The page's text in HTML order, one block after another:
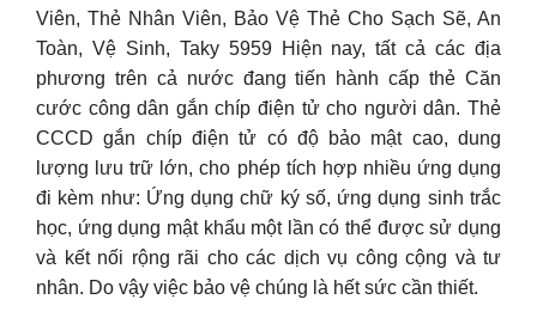
Viên, Thẻ Nhân Viên, Bảo Vệ Thẻ Cho Sạch Sẽ, An
Toàn, Vệ Sinh, Taky 5959 Hiện nay, tất cả các địa
phương trên cả nước đang tiến hành cấp thẻ Căn
cước công dân gắn chíp điện tử cho người dân. Thẻ
CCCD gắn chíp điện tử có độ bảo mật cao, dung
lượng lưu trữ lớn, cho phép tích hợp nhiều ứng dụng
đi kèm như: Ứng dụng chữ ký số, ứng dụng sinh trắc
học, ứng dụng mật khẩu một lần có thể được sử dụng
và kết nối rộng rãi cho các dịch vụ công cộng và tư
nhân. Do vậy việc bảo vệ chúng là hết sức cần thiết.